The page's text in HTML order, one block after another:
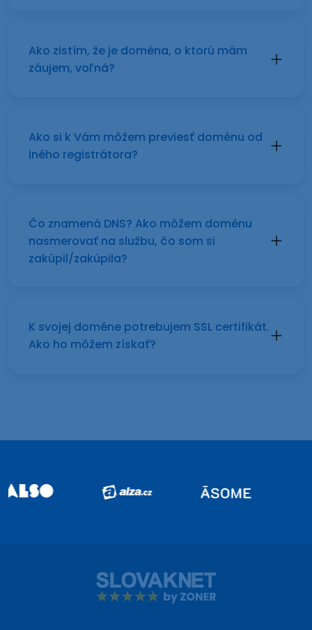
Ako zistím, že je doména, o ktorú mám
záujem, voľná?
Ako si k Vám môžem previesť doménu od
iného registrátora?
Čo znamená DNS? Ako môžem doménu
nasmerovať na službu, čo som si
zakúpil/zakúpila?
K svojej doméne potrebujem SSL certifikát.
Ako ho môžem získať?